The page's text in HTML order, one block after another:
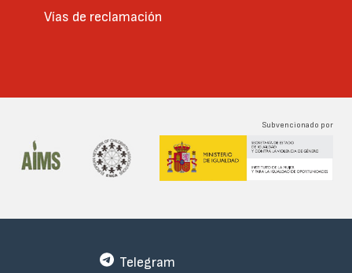
Vías de reclamación
Subvencionado por
Telegram